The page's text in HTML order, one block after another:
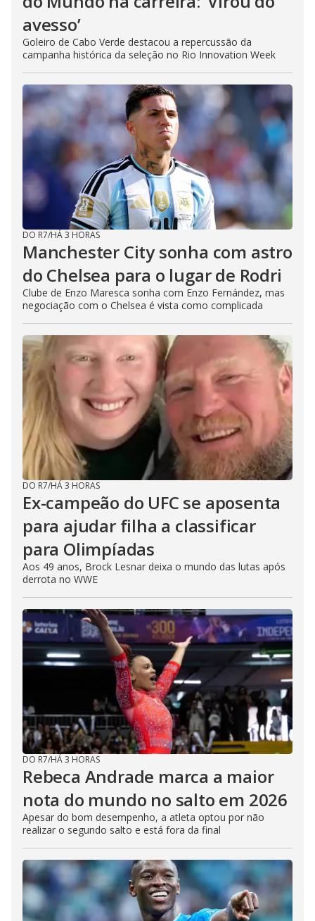
avesso’
Goleiro de Cabo Verde destacou a repercussão da
campanha histórica da seleção no Rio Innovation Week
DO R7/HÁ 3 HORAS
Manchester City sonha com astro
do Chelsea para o lugar de Rodri
Clube de Enzo Maresca sonha com Enzo Fernández, mas
negociação com o Chelsea é vista como complicada
DO R7/HÁ 3 HORAS
Ex-campeão do UFC se aposenta
para ajudar filha a classificar
para Olimpíadas
Aos 49 anos, Brock Lesnar deixa o mundo das lutas após
derrota no WWE
DO R7/HÁ 3 HORAS
Rebeca Andrade marca a maior
nota do mundo no salto em 2026
Apesar do bom desempenho, a atleta optou por não
realizar o segundo salto e está fora da final